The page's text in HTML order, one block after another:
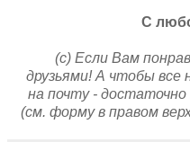
C
(с) Если Вам
друзьями! А чтобы все
на почту -
(см. форму в правом